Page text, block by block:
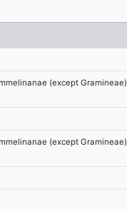
(except Gramineae)
(except Gramineae)